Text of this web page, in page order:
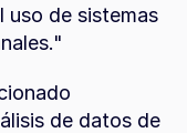
uso de sistemas
de datos de